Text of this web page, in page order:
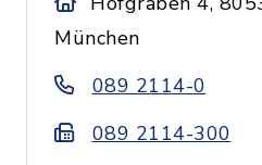
München
089 2114-0
089 2114-300